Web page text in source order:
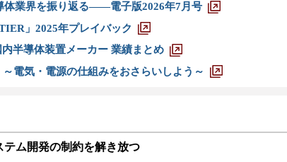
体業界を振り返る――電子版2026年7月号
」2025年プレイバック
半導体装置メーカー 業績まとめ
電気・電源の仕組みをおさらいしよう～
テム開発の制約を解き放つ